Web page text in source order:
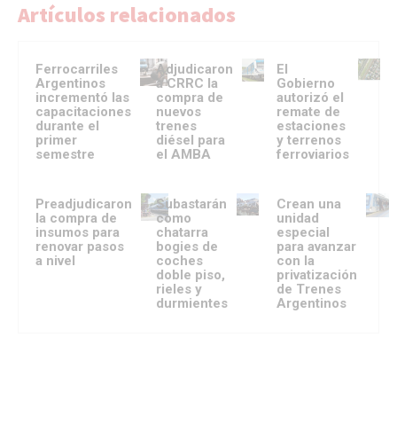
Artículos relacionados
Ferrocarriles
Argentinos
incrementó las
capacitaciones
durante el
primer
semestre
Adjudicaron
a CRRC la
compra de
nuevos
trenes
diésel para
el AMBA
El
Gobierno
autorizó el
remate de
estaciones
y terrenos
ferroviarios
Preadjudicaron
la compra de
insumos para
renovar pasos
a nivel
Subastarán
como
chatarra
bogies de
coches
doble piso,
rieles y
durmientes
Crean una
unidad
especial
para avanzar
con la
privatización
de Trenes
Argentinos